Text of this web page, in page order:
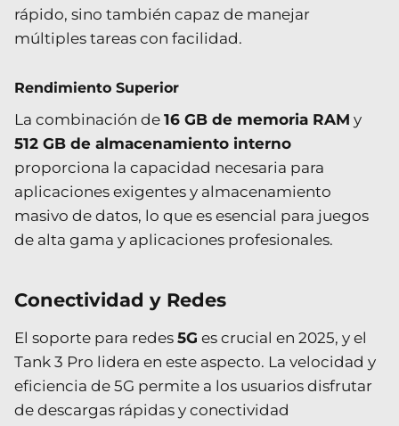
rápido, sino también capaz de manejar
múltiples tareas con facilidad.
Rendimiento Superior
La combinación de 16 GB de memoria RAM y
512 GB de almacenamiento interno
proporciona la capacidad necesaria para
aplicaciones exigentes y almacenamiento
masivo de datos, lo que es esencial para juegos
de alta gama y aplicaciones profesionales.
Conectividad y Redes
El soporte para redes 5G es crucial en 2025, y el
Tank 3 Pro lidera en este aspecto. La velocidad y
eficiencia de 5G permite a los usuarios disfrutar
de descargas rápidas y conectividad